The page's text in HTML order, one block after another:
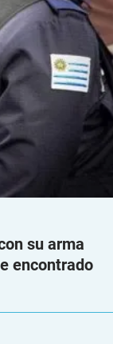
su arma
encontrado